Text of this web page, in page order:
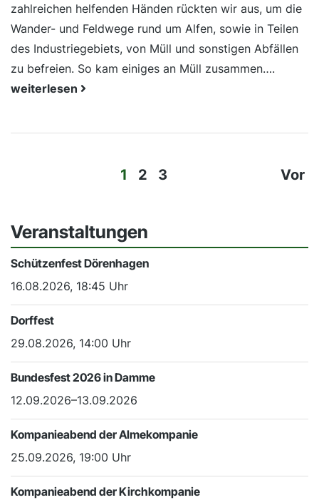
zahlreichen helfenden Händen rückten wir aus, um die
Wander- und Feldwege rund um Alfen, sowie in Teilen
des Industriegebiets, von Müll und sonstigen Abfällen
zu befreien. So kam einiges an Müll zusammen….
weiterlesen
1 2 3 Vor
Veranstaltungen
Schützenfest Dörenhagen
16.08.2026, 18:45 Uhr
Dorffest
29.08.2026, 14:00 Uhr
Bundesfest 2026 in Damme
12.09.2026–13.09.2026
Kompanieabend der Almekompanie
25.09.2026, 19:00 Uhr
Kompanieabend der Kirchkompanie